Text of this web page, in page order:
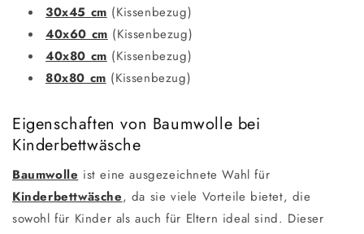
30x45 cm (Kissenbezug)
40x60 cm (Kissenbezug)
40x80 cm (Kissenbezug)
80x80 cm (Kissenbezug)
Eigenschaften von Baumwolle bei
Kinderbettwäsche
Baumwolle ist eine ausgezeichnete Wahl für
Kinderbettwäsche, da sie viele Vorteile bietet, die
sowohl für Kinder als auch für Eltern ideal sind. Dieser